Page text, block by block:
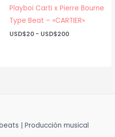
Playboi Carti x Pierre Bourne
Type Beat – «CARTIER»
USD$20 - USD$200Rango
| Producción musical